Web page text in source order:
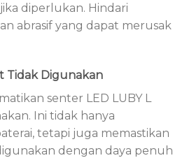
diperlukan. Hindari
abrasif yang dapat merusak
Tidak Digunakan
senter LED LUBY L
Ini tidak hanya
tetapi juga memastikan
dengan daya penuh